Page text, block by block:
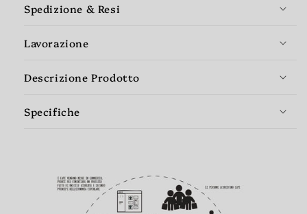
Spedizione & Resi
Lavorazione
Descrizione Prodotto
Specifiche